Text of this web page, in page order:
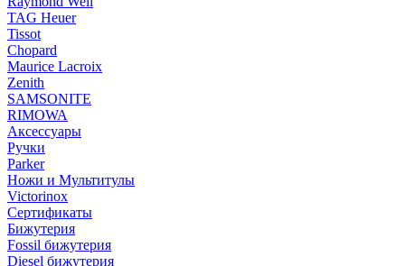
TAG Heuer
Tissot
Chopard
Maurice Lacroix
Zenith
SAMSONITE
RIMOWA
Аксессуары
Ручки
Parker
Ножи и Мультитулы
Victorinox
Сертификаты
Бижутерия
Fossil бижутерия
Diesel бижутерия